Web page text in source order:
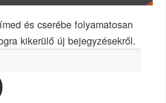
és cserébe folyamatosan
kikerülő új bejegyzésekről.